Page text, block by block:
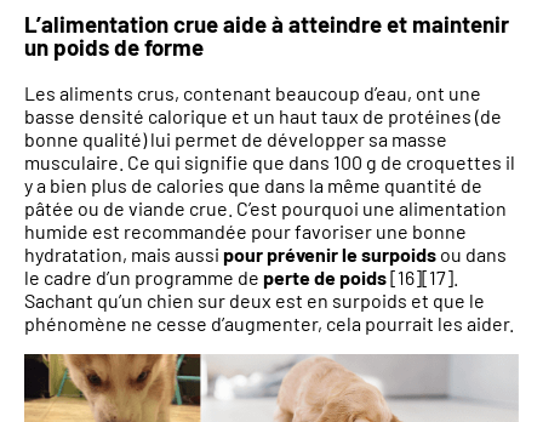
L’alimentation crue aide à atteindre et maintenir
un poids de forme
Les aliments crus, contenant beaucoup d’eau, ont une
basse densité calorique et un haut taux de protéines (de
bonne qualité) lui permet de développer sa masse
musculaire. Ce qui signifie que dans 100 g de croquettes il
y a bien plus de calories que dans la même quantité de
pâtée ou de viande crue. C’est pourquoi une alimentation
humide est recommandée pour favoriser une bonne
hydratation, mais aussi pour prévenir le surpoids ou dans
le cadre d’un programme de perte de poids[16][17].
Sachant qu’un chien sur deux est en surpoids et que le
phénomène ne cesse d’augmenter, cela pourrait les aider.